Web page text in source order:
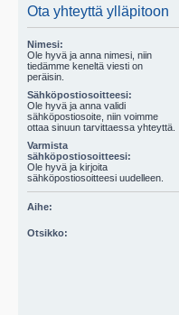
Ota yhteyttä ylläpitoon
Nimesi:
Ole hyvä ja anna nimesi, niin
tiedämme keneltä viesti on
peräisin.
Sähköpostiosoitteesi:
Ole hyvä ja anna validi
sähköpostiosoite, niin voimme
ottaa sinuun tarvittaessa yhteyttä.
Varmista
sähköpostiosoitteesi:
Ole hyvä ja kirjoita
sähköpostiosoitteesi uudelleen.
Aihe:
Otsikko: